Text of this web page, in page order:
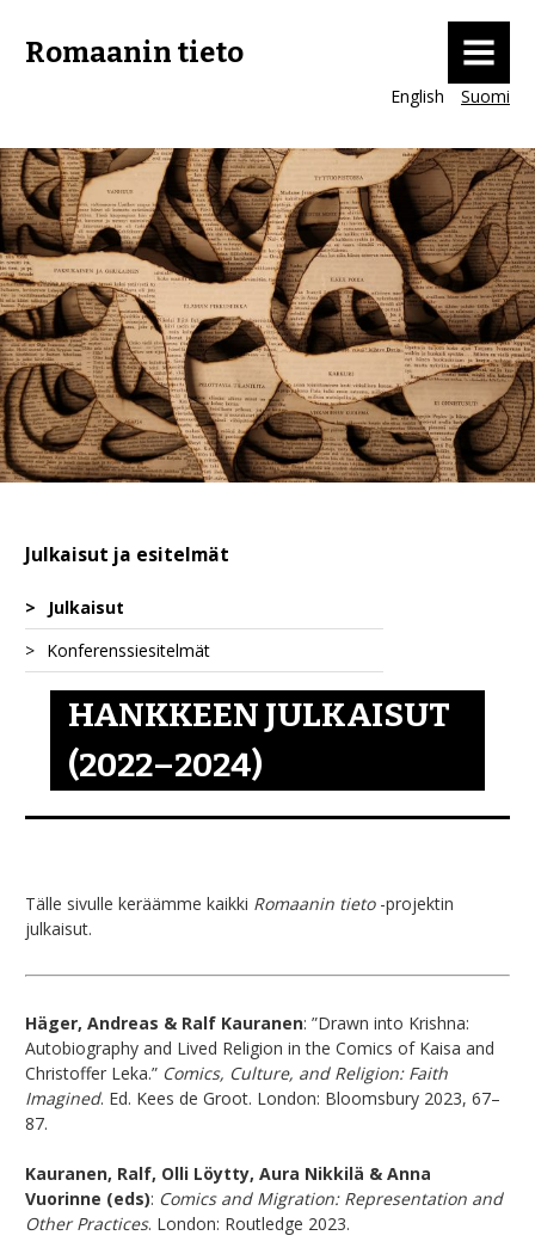
Romaanin tieto MENU
English Suomi
Julkaisut ja esitelmät
Julkaisut
Konferenssiesitelmät
HANKKEEN JULKAISUT
(2022–2024)
Tälle sivulle keräämme kaikki Romaanin tieto-projektin
julkaisut.
Häger, Andreas & Ralf Kauranen: ”Drawn into Krishna:
Autobiography and Lived Religion in the Comics of Kaisa and
Christoffer Leka.” Comics, Culture, and Religion: Faith
Imagined. Ed. Kees de Groot. London: Bloomsbury 2023, 67–
87.
Kauranen, Ralf, Olli Löytty, Aura Nikkilä & Anna
Vuorinne (eds): Comics and Migration: Representation and
Other Practices. London: Routledge 2023.